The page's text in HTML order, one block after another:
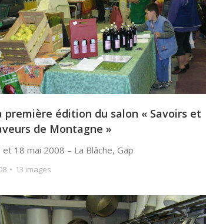
première édition du salon « Savoirs et
de Montagne »
et 18 mai 2008 – La Blâche, Gap
13 images